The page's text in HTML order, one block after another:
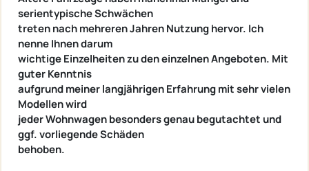
serientypische Schwächen
treten nach mehreren Jahren Nutzung hervor. Ich
nenne Ihnen darum
wichtige Einzelheiten zu den einzelnen Angeboten. Mit
guter Kenntnis
aufgrund meiner langjährigen Erfahrung mit sehr vielen
Modellen wird
jeder Wohnwagen besonders genau begutachtet und
ggf. vorliegende Schäden
behoben.